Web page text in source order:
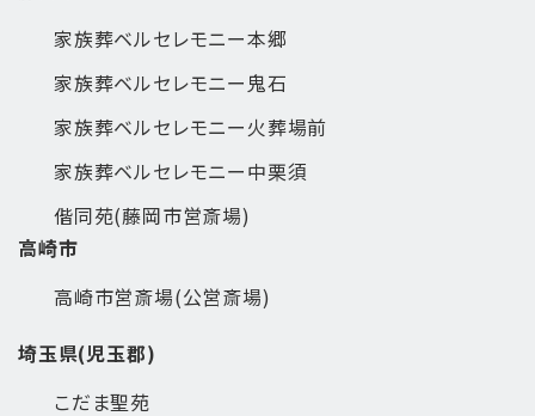
家族葬ベルセレモニー本郷
家族葬ベルセレモニー鬼石
家族葬ベルセレモニー火葬場前
家族葬ベルセレモニー中栗須
偕同苑(藤岡市営斎場)
高崎市
高崎市営斎場(公営斎場)
埼玉県(児玉郡)
こだま聖苑